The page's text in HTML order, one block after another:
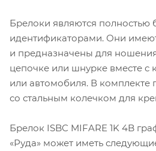
Брелоки являются полностью
идентификаторами. Они
и предназначены для
цепочке или шнурке вместе с
или автомобиля. В комплекте
со стальным колечком для
Брелок ISBC MIFARE 1K 4B
«Руда» может иметь